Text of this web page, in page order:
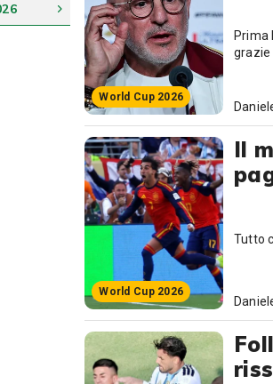
World Cup 2026
Prima
grazie
World Cup 2026
Il
Tutto